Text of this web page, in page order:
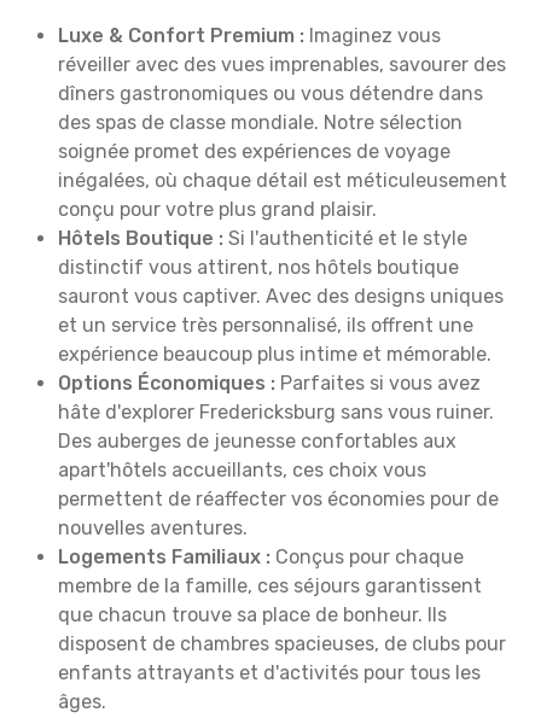
Luxe & Confort Premium : Imaginez vous
réveiller avec des vues imprenables, savourer des
dîners gastronomiques ou vous détendre dans
des spas de classe mondiale. Notre sélection
soignée promet des expériences de voyage
inégalées, où chaque détail est méticuleusement
conçu pour votre plus grand plaisir.
Hôtels Boutique : Si l'authenticité et le style
distinctif vous attirent, nos hôtels boutique
sauront vous captiver. Avec des designs uniques
et un service très personnalisé, ils offrent une
expérience beaucoup plus intime et mémorable.
Options Économiques : Parfaites si vous avez
hâte d'explorer Fredericksburg sans vous ruiner.
Des auberges de jeunesse confortables aux
apart'hôtels accueillants, ces choix vous
permettent de réaffecter vos économies pour de
nouvelles aventures.
Logements Familiaux : Conçus pour chaque
membre de la famille, ces séjours garantissent
que chacun trouve sa place de bonheur. Ils
disposent de chambres spacieuses, de clubs pour
enfants attrayants et d'activités pour tous les
âges.